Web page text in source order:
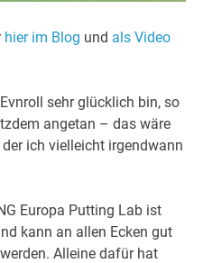
hier im Blog und als Video
sehr glücklich bin, so
angetan – das wäre
ich vielleicht irgendwann
Europa Putting Lab ist
kann an allen Ecken gut
Alleine dafür hat